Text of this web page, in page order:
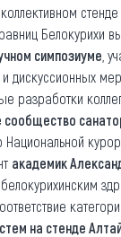
стенде
Белокурихи
симпозиуме ,
дискуссионных
разработки
сообщество
Национальной
академик
белокурихинским
на стенде